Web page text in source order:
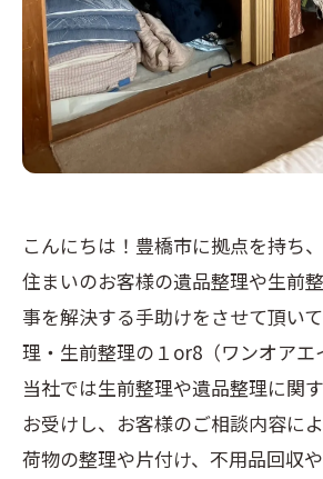
こんにちは！豊橋市に拠点を持ち
住まいのお客様の遺品整理や生前
事を解決する手助けをさせて頂い
理・生前整理の１or8（ワンオアエ
当社では生前整理や遺品整理に関
お受けし、お客様のご相談内容に
荷物の整理や片付け、不用品回収